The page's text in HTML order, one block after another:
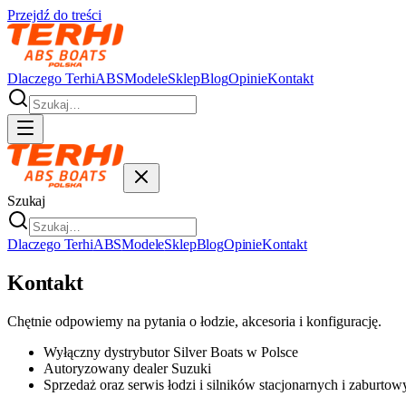
Przejdź do treści
Dlaczego TerhiABSModeleSklepBlogOpinieKontakt
Szukaj
Dlaczego TerhiABSModeleSklepBlogOpinieKontakt
Kontakt
Chętnie odpowiemy na pytania o łodzie, akcesoria i konfigurację.
Wyłączny dystrybutor Silver Boats w Polsce
Autoryzowany dealer Suzuki
Sprzedaż oraz serwis łodzi i silników stacjonarnych i